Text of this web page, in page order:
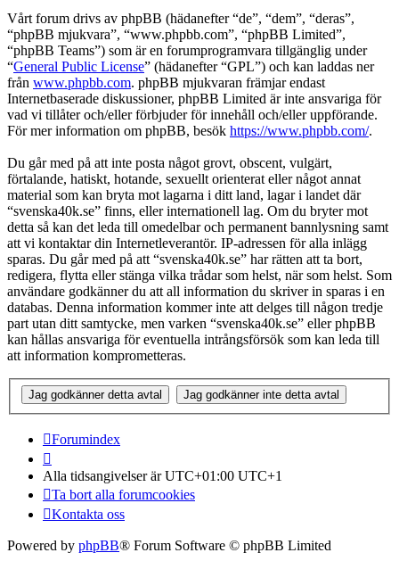
Vårt forum drivs av phpBB (hädanefter “de”, “dem”, “deras”,
“phpBB mjukvara”, “www.phpbb.com”, “phpBB Limited”,
“phpBB Teams”) som är en forumprogramvara tillgänglig under
“General Public License” (hädanefter “GPL”) och kan laddas ner
från www.phpbb.com. phpBB mjukvaran främjar endast
Internetbaserade diskussioner, phpBB Limited är inte ansvariga för
vad vi tillåter och/eller förbjuder för innehåll och/eller uppförande.
För mer information om phpBB, besök https://www.phpbb.com/.
Du går med på att inte posta något grovt, obscent, vulgärt,
förtalande, hatiskt, hotande, sexuellt orienterat eller något annat
material som kan bryta mot lagarna i ditt land, lagar i landet där
“svenska40k.se” finns, eller internationell lag. Om du bryter mot
detta så kan det leda till omedelbar och permanent bannlysning samt
att vi kontaktar din Internetleverantör. IP-adressen för alla inlägg
sparas. Du går med på att “svenska40k.se” har rätten att ta bort,
redigera, flytta eller stänga vilka trådar som helst, när som helst. Som
användare godkänner du att all information du skriver in sparas i en
databas. Denna information kommer inte att delges till någon tredje
part utan ditt samtycke, men varken “svenska40k.se” eller phpBB
kan hållas ansvariga för eventuella intrångsförsök som kan leda till
att information komprometteras.
Forumindex
Alla tidsangivelser är UTC+01:00 UTC+1
Ta bort alla forumcookies
Kontakta oss
Powered by phpBB® Forum Software © phpBB Limited